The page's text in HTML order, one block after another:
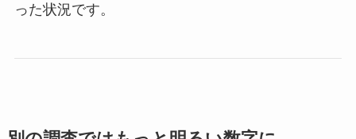
った状況です。